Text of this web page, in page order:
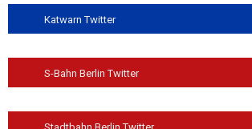
Katwarn Twitter
S-Bahn Berlin Twitter